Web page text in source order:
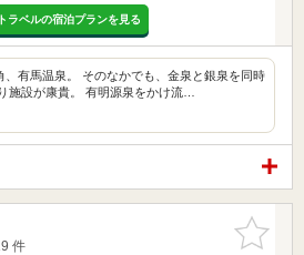
ラベルの宿泊プランを見る
、有馬温泉。 そのなかでも、金泉と銀泉を同時
施設が康貴。 有明源泉をかけ流…
お気に入
りに追加
件